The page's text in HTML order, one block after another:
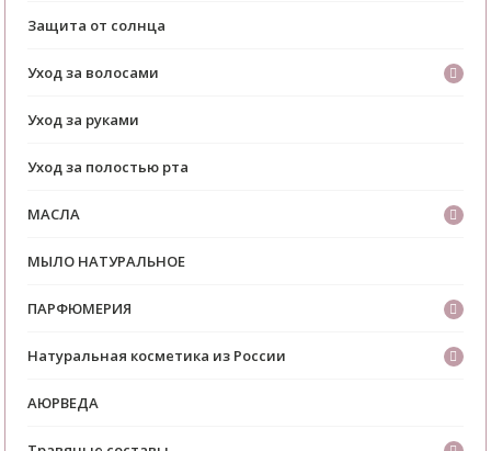
Защита от солнца
Уход за волосами
Уход за руками
Уход за полостью рта
МАСЛА
МЫЛО НАТУРАЛЬНОЕ
ПАРФЮМЕРИЯ
Натуральная косметика из России
АЮРВЕДА